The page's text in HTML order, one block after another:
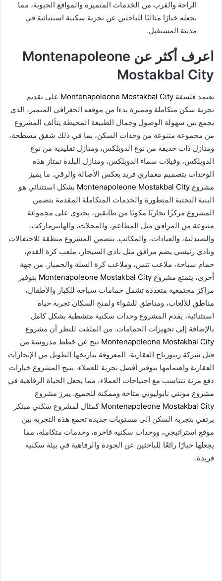
الراحة والقرب من الخدمات المتميزة والمواقع الحيوية، مما
يجعله خيارًا مثاليًا للباحثين عن تجربة سكنية استثنائية في
مدينة المستقبل.
اعرف أكثر عن Montenapoleone
Mostakbal City
تعتمد فلسفة Montenapoleone Mostakbal City على تقديم
تجربة سكن متكاملة ومميزة بدءا من موقعه الجغرافي المتميز، الذي
يجمع بين سهولة الوصول وجمال الطبيعة المحيطة يتألف المشروع
من مجموعة متنوعة من وحدات السكن، بما في ذلك شقق مسطحة،
ومنازل ذات حديقة من نوع الدوبلكس، ومنازل تقليدية من نوع
الدوبلكس، وفيلات سماء الدوبلكس، ومنازل البلدة تمتاز هذه
الوحدات بتصميم معماري فريد يعكس الأصالة والرقي. ما يميز
مشروع Montenapoleone Mostakbal City بشكل استثنائي هو
البنية التحتية المتطورة والخدمات المتكاملة المقدمة يتضمن
المشروع مركزًا تجاريًا مكونًا من طابقين، يحتوي على مجموعة
متنوعة من المرافق مثل المطاعم، والمحلات، والهايبرماركت،
والصيدلية، والعيادات، والمكاتب. يتضمن المشروع منطقة للاحتفالات
ونادي رئيسي يضم مرافق مثل نادي السيجار، ملعب كرة القدم،
حمام سباحة، ملاعب تنس، وملاعب كرة السلة والجمباز. من جهة
أخرى، يتمتع مشروع Montenapoleone Mostakbal City بتوفير
مراكز مجتمعية متعددة تشمل حمامات سباحة للكبار والأطفال،
مناطق للألعاب، ومناطق للشواء ولمنح السكان تجربة حياة
استثنائية، يقدم المشروع وحدات سكنية متشطبة بشكل كامل
بالإضافة إلى تجهيزات الحمامات. من الملفت للنظر أن مشروع
Montenapoleone Mostakbal City نتج عن خطط مدروسة من
قبل شركة ريبورتاج العقارية، المعروفة بتاريخها الطويل من الإنجازات
العقارية واهتمامها بتوفير أفضل تجربة للعملاء، يتيح المشروع خيارات
دفع مرنة تتناسب مع احتياجات العملاء، مما يجعل الحياة الرفاهية في
مشروع مونتي نابوليوني متاحة وممكنة للجميع. يبرز مشروع
Montenapoleone Mostakbal City كمثال لمشروع سكني مبتكر
يرتقي بتجربة السكن إلى مستويات جديدة تجمع هذه التجربة بين
موقع استراتيجي، ووحدات سكنية فاخرة، وخدمات متكاملة، مما
يجعلها خيارًا رائعًا للباحثين عن الجودة والرفاهية في بيئة سكنية
فريدة.